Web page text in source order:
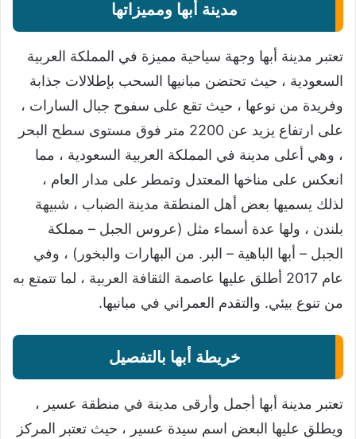
مدينة أبها ومميزاتها
تعتبر مدينة أبها وجهة سياحية مميزة في المملكة العربية
السعودية ، حيث تحتضن مبانيها السحب بإطلالات جذابة
وفريدة من نوعها ، حيث تقع على سفوح جبال السارات ،
على ارتفاع يزيد عن 2200 متر فوق مستوى سطح البحر
، وهي أعلى مدينة في المملكة العربية السعودية ، مما
انعكس على مناخها المعتدل وتمطر على مدار العام ،
لذلك يسميها بعض أهل المنطقة مدينة الضباب ، شبيهة
بلندن ، ولها عدة أسماء مثل (عروس الجبل – مملكة
الجبل – أبها الباهية – البر. من البهارات والبخور) ، وفي
عام 2017 أطلق عليها عاصمة الثقافة العربية ، لما تتمتع به
من تنوع بيئي. والتقدم العمراني في مبانيها.
خريطة أبها بالتفصيل
تعتبر مدينة أبها أجمل وأرقى مدينة في منطقة عسير ،
ويطلق عليها البعض اسم سيدة عسير ، حيث تعتبر المركز